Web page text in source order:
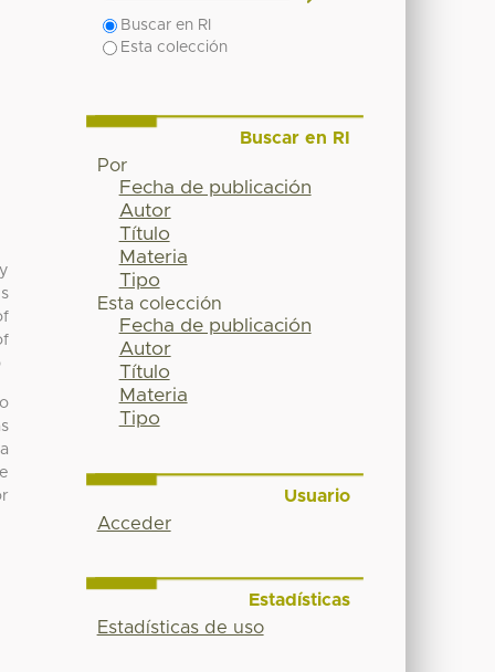
Buscar en RI
Esta colección
Buscar en RI
Por
Fecha de publicación
Autor
Título
Materia
Tipo
Esta colección
Fecha de publicación
Autor
Título
Materia
Tipo
Usuario
Acceder
Estadísticas
Estadísticas de uso